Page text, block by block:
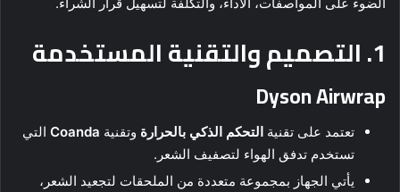
الضوء على المواصفات، الأداء، والتكلفة لتسهيل قرار الشراء.
1. التصميم والتقنية المستخدمة
Dyson Airwrap
تعتمد على تقنية التحكم الذكي بالحرارة وتقنية Coanda التي
تستخدم تدفق الهواء لتصفيف الشعر.
يأتي الجهاز بمجموعة متعددة من الملحقات لتجعيد الشعر،